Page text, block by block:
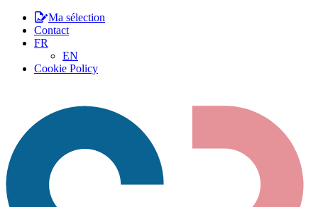
Ma sélection
Contact
FR
EN
Cookie Policy